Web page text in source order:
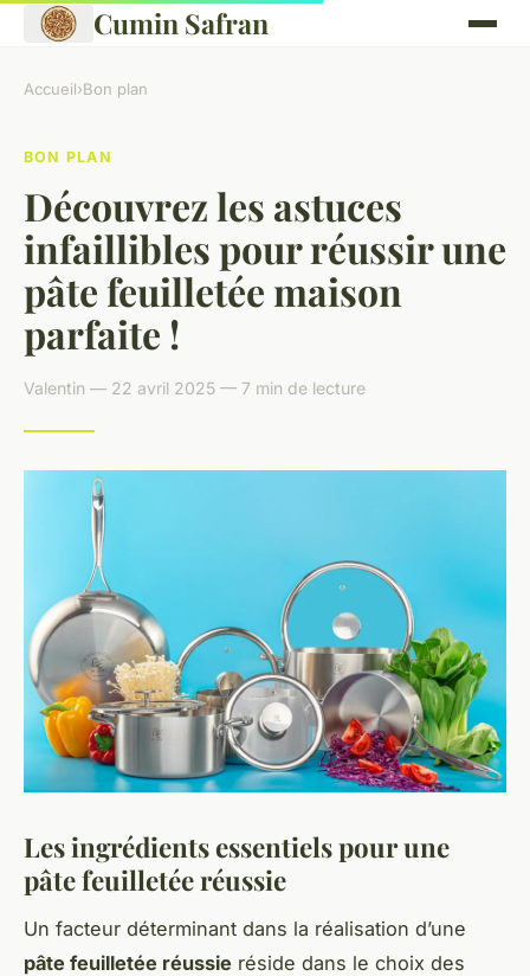
Cumin Safran
Accueil›Bon plan
BON PLAN
Découvrez les astuces
infaillibles pour réussir une
pâte feuilletée maison
parfaite !
Valentin — 22 avril 2025 — 7 min de lecture
Les ingrédients essentiels pour une
pâte feuilletée réussie
Un facteur déterminant dans la réalisation d’une
pâte feuilletée réussie réside dans le choix des